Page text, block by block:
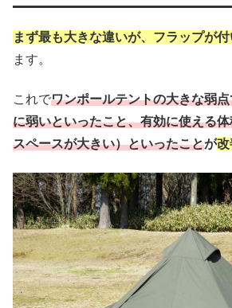
まず最も大きな違いが、フラップが
ます。
これでワンポールテントの大きな弱
に弱いといったこと、有効に使える
スペースが大きい）といったことが改